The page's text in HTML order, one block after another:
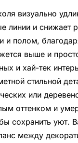
визуально
линии и снижает
и полом,
выше и
и хай-тек
стильной
или
оттенком и
сохранить уют.
между